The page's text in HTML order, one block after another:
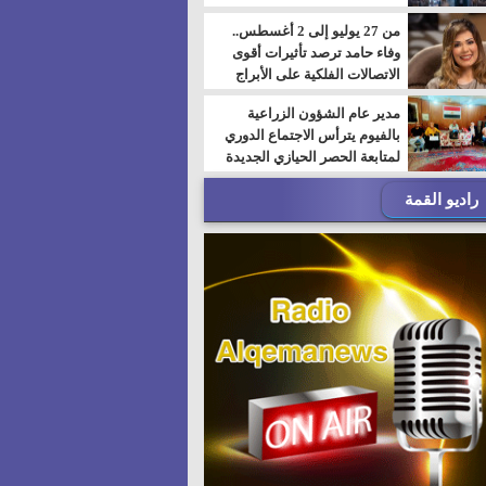
من 27 يوليو إلى 2 أغسطس..
وفاء حامد ترصد تأثيرات أقوى
الاتصالات الفلكية على الأبراج
مدير عام الشؤون الزراعية
بالفيوم يترأس الاجتماع الدوري
لمتابعة الحصر الحيازي الجديدة
راديو القمة